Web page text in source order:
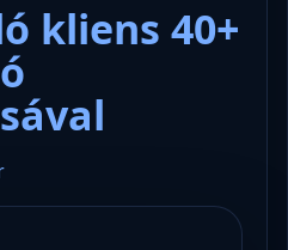
kliens 40+